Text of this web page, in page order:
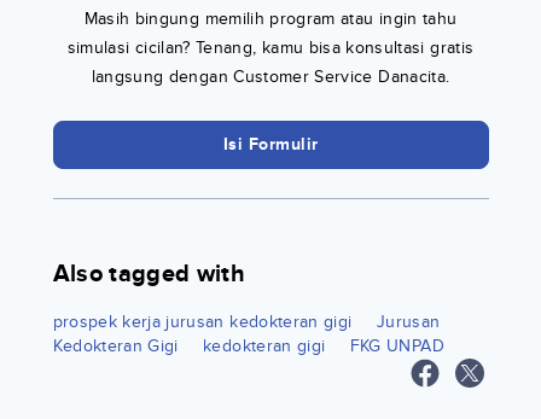
Masih bingung memilih program atau ingin tahu
simulasi cicilan? Tenang, kamu bisa konsultasi gratis
langsung dengan Customer Service Danacita.
Isi Formulir
Also tagged with
prospek kerja jurusan kedokteran gigi
Jurusan
Kedokteran Gigi
kedokteran gigi FKG UNPAD